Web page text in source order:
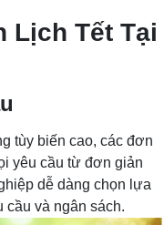
Lịch Tết Tại
tùy biến cao, các đơn
yêu cầu từ đơn giản
dễ dàng chọn lựa
và ngân sách.